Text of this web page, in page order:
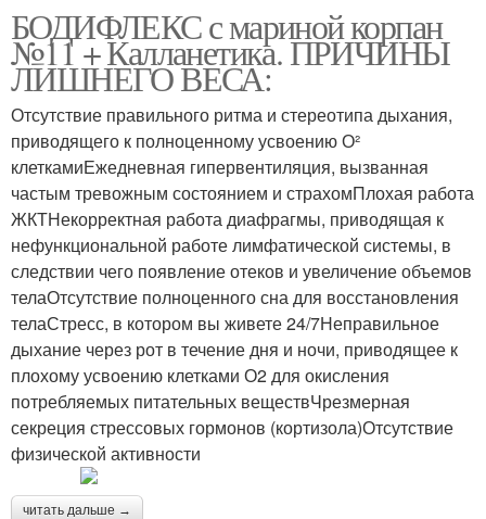
БОДИФЛЕКС с мариной корпан
№11 + Калланетика. ПРИЧИНЫ
ЛИШНЕГО ВЕСА:
Отсутствие правильного ритма и стереотипа дыхания,
приводящего к полноценному усвоению О²
клеткамиЕжедневная гипервентиляция, вызванная
частым тревожным состоянием и страхомПлохая работа
ЖКТНекорректная работа диафрагмы, приводящая к
нефункциональной работе лимфатической системы, в
следствии чего появление отеков и увеличение объемов
телаОтсутствие полноценного сна для восстановления
телаСтресс, в котором вы живете 24/7Неправильное
дыхание через рот в течение дня и ночи, приводящее к
плохому усвоению клетками О2 для окисления
потребляемых питательных веществЧрезмерная
секреция стрессовых гормонов (кортизола)Отсутствие
физической активности
читать дальше →